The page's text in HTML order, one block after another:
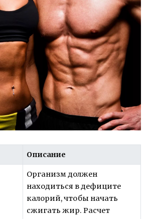
Описание
Организм должен
находиться в дефиците
калорий, чтобы начать
сжигать жир. Расчет